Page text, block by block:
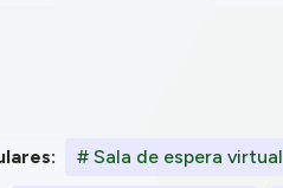
# Sala de espera virtual